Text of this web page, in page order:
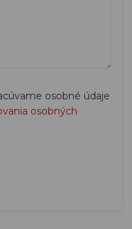
osobné údaje
osobných